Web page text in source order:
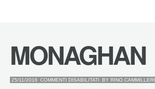
MONAGHAN
25/11/2016 COMMENTI DISABILITATI SU
BY RINO.CAMMILLERI